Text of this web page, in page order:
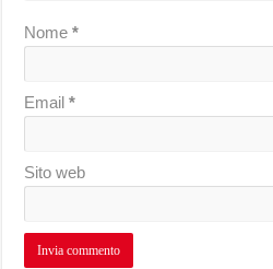
Nome*
Email*
Sito web